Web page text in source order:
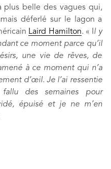
plus belle des vagues qui,
déferlé sur le lagon a
Laird Hamilton. « I l y
ce moment parce qu’il
une vie de rêves, de
à ce moment qui n’a
d’œil. Je l’ai ressentie
des semaines pour
épuisé et je ne m’en